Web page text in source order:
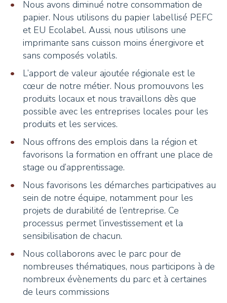
Nous avons diminué notre consommation de
papier. Nous utilisons du papier labellisé PEFC
et EU Ecolabel. Aussi, nous utilisons une
imprimante sans cuisson moins énergivore et
sans composés volatils.
L’apport de valeur ajoutée régionale est le
cœur de notre métier. Nous promouvons les
produits locaux et nous travaillons dès que
possible avec les entreprises locales pour les
produits et les services.
Nous offrons des emplois dans la région et
favorisons la formation en offrant une place de
stage ou d’apprentissage.
Nous favorisons les démarches participatives au
sein de notre équipe, notamment pour les
projets de durabilité de l’entreprise. Ce
processus permet l’investissement et la
sensibilisation de chacun.
Nous collaborons avec le parc pour de
nombreuses thématiques, nous participons à de
nombreux évènements du parc et à certaines
de leurs commissions